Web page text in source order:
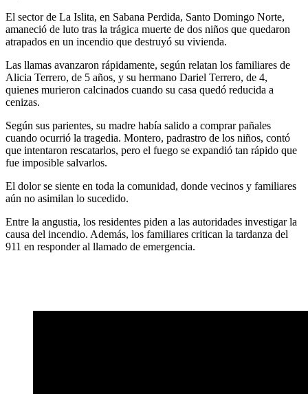
El sector de La Islita, en Sabana Perdida, Santo Domingo Norte,
amaneció de luto tras la trágica muerte de dos niños que quedaron
atrapados en un incendio que destruyó su vivienda.
Las llamas avanzaron rápidamente, según relatan los familiares de
Alicia Terrero, de 5 años, y su hermano Dariel Terrero, de 4,
quienes murieron calcinados cuando su casa quedó reducida a
cenizas.
Según sus parientes, su madre había salido a comprar pañales
cuando ocurrió la tragedia. Montero, padrastro de los niños, contó
que intentaron rescatarlos, pero el fuego se expandió tan rápido que
fue imposible salvarlos.
El dolor se siente en toda la comunidad, donde vecinos y familiares
aún no asimilan lo sucedido.
Entre la angustia, los residentes piden a las autoridades investigar la
causa del incendio. Además, los familiares critican la tardanza del
911 en responder al llamado de emergencia.